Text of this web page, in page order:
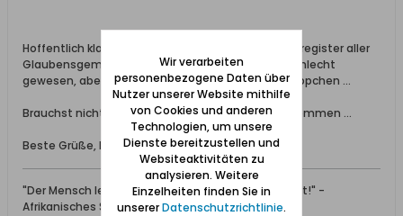
Hoffentlich klappt's diesmal ... ein Gemeinschaftsregister aller
Glaubensgemeinschaften wäre natürlich nicht schlecht
gewesen, aber jeder braut halt sein eigenenes Süppchen ...
Brauchst nicht neidisch werden ... einfach vorbeikommen ...
Beste Grüße, Rainer MueGlo
"Der Mensch lebt, so lange man sich seiner erinnert!" -
Afrikanisches Sprichwort
Wir verarbeiten
personenbezogene Daten über
Nutzer unserer Website mithilfe
von Cookies und anderen
Technologien, um unsere
Dienste bereitzustellen und
Websiteaktivitäten zu
analysieren. Weitere
Einzelheiten finden Sie in
unsererDatenschutzrichtlinie.